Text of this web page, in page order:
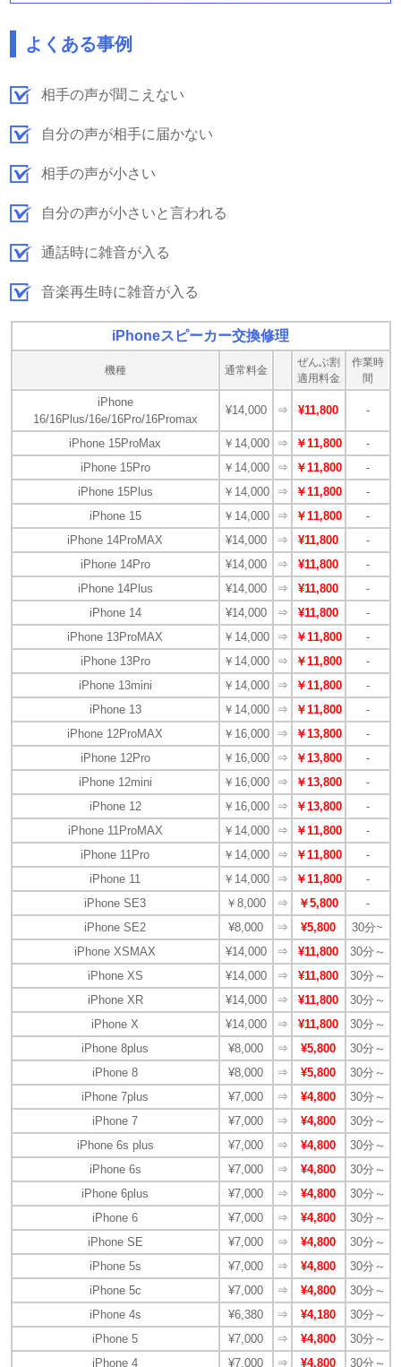
よくある事例
相手の声が聞こえない
自分の声が相手に届かない
相手の声が小さい
自分の声が小さいと言われる
通話時に雑音が入る
音楽再生時に雑音が入る
iPhoneスピーカー交換修理
機種 通常料金
ぜんぶ割
適用料金
作業時
間
iPhone
16/16Plus/16e/16Pro/16Promax
¥14,000 ⇒ ¥11,800 -
iPhone 15ProMax ￥14,000 ⇒ ￥11,800
-
iPhone 15Pro
￥14,000 ⇒ ￥11,800
-
iPhone 15Plus
￥14,000 ⇒ ￥11,800
-
iPhone 15
￥14,000 ⇒ ￥11,800
-
iPhone 14ProMAX
¥14,000 ⇒ ¥11,800
-
iPhone 14Pro
¥14,000 ⇒ ¥11,800
-
iPhone 14Plus
¥14,000 ⇒ ¥11,800
-
iPhone 14
¥14,000 ⇒ ¥11,800
-
iPhone 13ProMAX
￥14,000 ⇒ ￥11,800
-
iPhone 13Pro
￥14,000 ⇒ ￥11,800
-
iPhone 13mini
￥14,000 ⇒ ￥11,800
-
iPhone 13
￥14,000 ⇒ ￥11,800
-
iPhone 12ProMAX
￥16,000 ⇒ ￥13,800
-
iPhone 12Pro
￥16,000 ⇒ ￥13,800
-
iPhone 12mini
￥16,000 ⇒ ￥13,800
-
iPhone 12
￥16,000 ⇒ ￥13,800
-
iPhone 11ProMAX
￥14,000 ⇒ ￥11,800
-
iPhone 11Pro
￥14,000 ⇒ ￥11,800
-
iPhone 11
￥14,000 ⇒ ￥11,800
-
iPhone SE3
￥8,000 ⇒ ￥5,800
-
iPhone SE2
¥8,000 ⇒ ¥5,800
30分~
iPhone XSMAX
¥14,000 ⇒ ¥11,800
30分～
iPhone XS
¥14,000 ⇒ ¥11,800
30分～
iPhone XR
¥14,000 ⇒ ¥11,800
30分～
iPhone X
¥14,000 ⇒ ¥11,800
30分～
iPhone 8plus
¥8,000 ⇒ ¥5,800
30分～
iPhone 8
¥8,000 ⇒ ¥5,800
30分～
iPhone 7plus
¥7,000 ⇒ ¥4,800
30分～
iPhone 7
¥7,000 ⇒ ¥4,800
30分～
iPhone 6s plus
¥7,000 ⇒ ¥4,800
30分～
iPhone 6s
¥7,000 ⇒ ¥4,800
30分～
iPhone 6plus
¥7,000 ⇒ ¥4,800
30分～
iPhone 6
¥7,000 ⇒ ¥4,800
30分～
iPhone SE
¥7,000 ⇒ ¥4,800
30分～
iPhone 5s
¥7,000 ⇒ ¥4,800
30分～
iPhone 5c
¥7,000 ⇒ ¥4,800
30分～
iPhone 4s
¥6,380 ⇒ ¥4,180
30分～
iPhone 5
¥7,000 ⇒ ¥4,800
30分～
iPhone 4
¥7,000 ⇒ ¥4,800 30分～